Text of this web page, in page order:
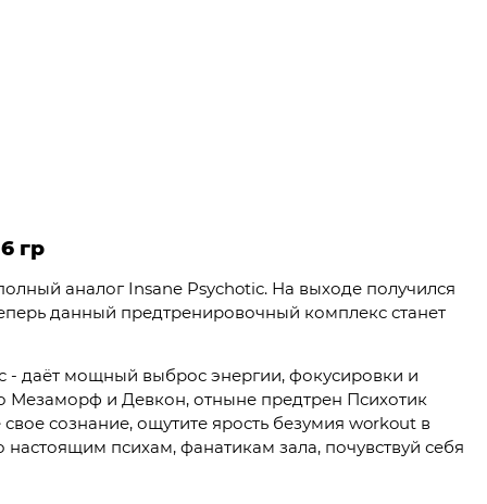
гр
аналог Insane Psychotic. На выходе получился
данный предтренировочный комплекс станет
- даёт мощный выброс энергии, фокусировки и
Мезаморф и Девкон, отныне предтрен Психотик
сознание, ощутите ярость безумия workout в
настоящим психам, фанатикам зала, почувствуй себя